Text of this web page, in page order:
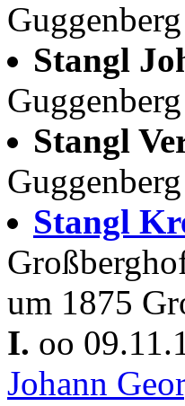
Guggenberg
Stangl
Guggenberg
Stangl
Guggenberg
Stangl
um 1875
I. oo
Johann